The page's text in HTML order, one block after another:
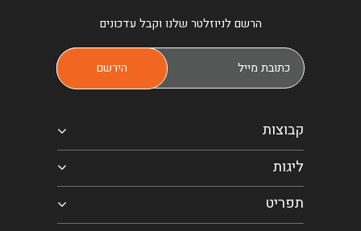
הרשם לניוזלטר שלנו וקבל עדכונים
קבוצות
ליגות
תפריט